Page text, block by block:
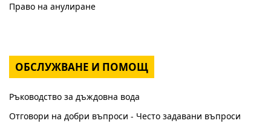
Право на анулиране
ОБСЛУЖВАНЕ И ПОМОЩ
Ръководство за дъждовна вода
Отговори на добри въпроси - Често задавани въпроси